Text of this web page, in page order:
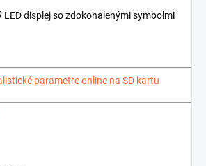
LED displej so zdokonalenými symbolmi
parametre online na SD kartu